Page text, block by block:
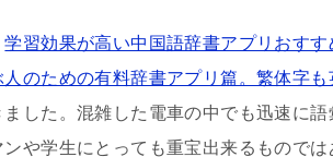
学習効果が高い中国語辞書アプリおす
のための有料辞書アプリ篇。繁体字も
した。混雑した電車の中でも迅速に
や学生にとっても重宝出来るもので